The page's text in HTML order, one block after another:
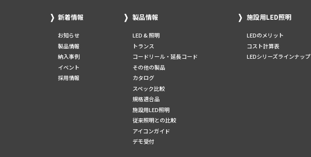
新着情報
お知らせ
製品情報
納入事例
イベント
採用情報
製品情報
LED & 照明
トランス
コードリール・延長コード
その他の製品
カタログ
スペック比較
規格適合品
施設用LED照明
従来照明との比較
アイコンガイド
デモ受付
施設用LED照明
LEDのメリット
コスト計算表
LEDシリーズラインナップ